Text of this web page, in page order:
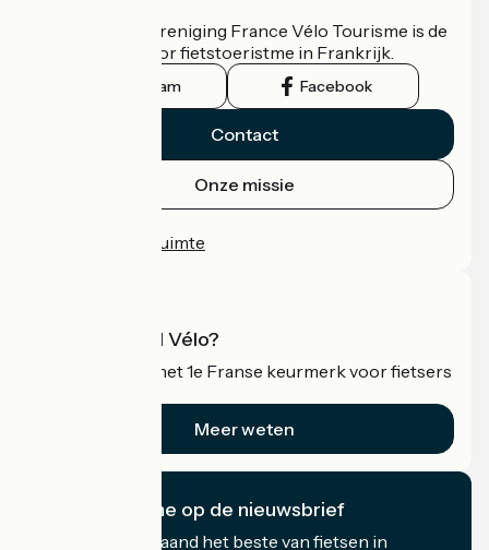
De nationale vereniging France Vélo Tourisme is de
officiële gids voor fietstoeristme in Frankrijk.
Instagram Facebook
Contact
Onze missie
Professionele ruimte
Wat is Accueil Vélo?
Accueil Vélo is het 1e Franse keurmerk voor fietsers
Meer weten
Ik abonneer me op de nieuwsbrief
Ontvang elke maand het beste van fietsen in